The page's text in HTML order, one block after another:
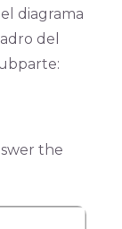
diagrama
del
the